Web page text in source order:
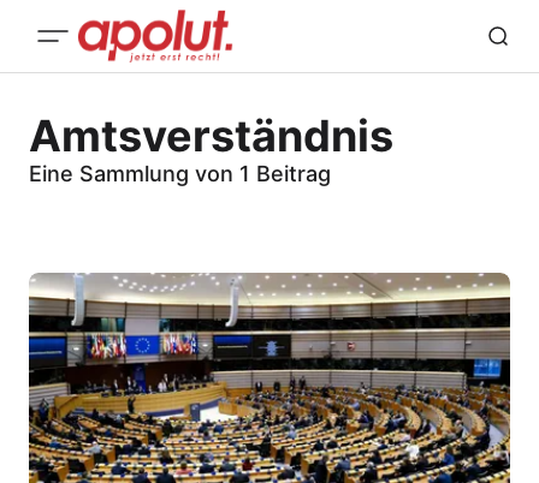
Amtsverständnis
Eine Sammlung von 1 Beitrag